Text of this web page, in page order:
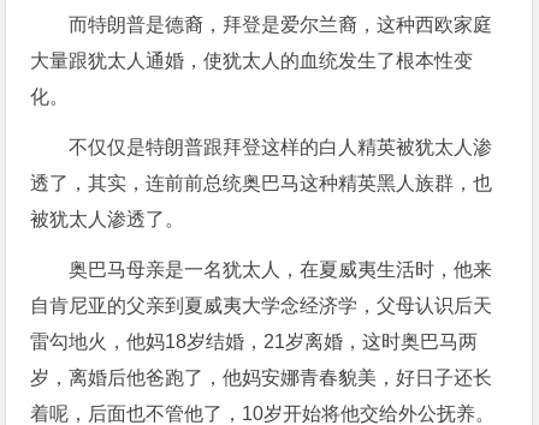
而特朗普是德裔，拜登是爱尔兰裔，这种西欧家庭
大量跟犹太人通婚，使犹太人的血统发生了根本性变
化。
不仅仅是特朗普跟拜登这样的白人精英被犹太人渗
透了，其实，连前前总统奥巴马这种精英黑人族群，也
被犹太人渗透了。
奥巴马母亲是一名犹太人，在夏威夷生活时，他来
自肯尼亚的父亲到夏威夷大学念经济学，父母认识后天
雷勾地火，他妈18岁结婚，21岁离婚，这时奥巴马两
岁，离婚后他爸跑了，他妈安娜青春貌美，好日子还长
着呢，后面也不管他了，10岁开始将他交给外公抚养。